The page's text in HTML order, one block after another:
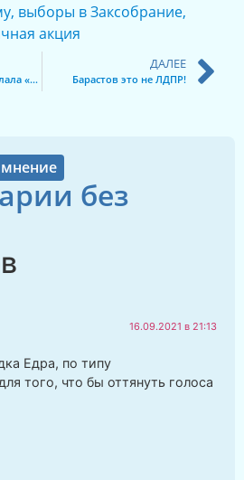
, выборы в Заксобрание,
акция
«Баба с яйцами» сделала «ишачка»
ДАЛЕЕ
Барастов это не ЛДПР!
без
16.09.2021 в 21:13
Едра, по типу
того, что бы оттянуть голоса